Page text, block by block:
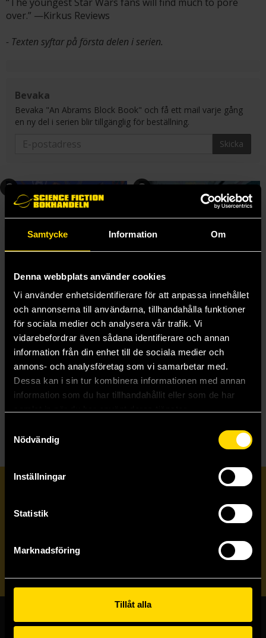
Samtycke Information Om
Denna webbplats använder cookies
Vi använder enhetsidentifierare för att anpassa innehållet
och annonserna till användarna, tillhandahålla funktioner
för sociala medier och analysera vår trafik. Vi
vidarebefordrar även sådana identifierare och annan
information från din enhet till de sociala medier och
annons- och analysföretag som vi samarbetar med.
Dessa kan i sin tur kombinera informationen med annan
information som du har tillhandahållit eller som de har
Nödvändig
Inställningar
Statistik
Marknadsföring
Tillåt alla
over.” —Kirkus Reviews
- Texten syftar på första delen i serien.
Bevaka
Bevaka "An Abrams Block Book" och få ett mail varje gång
en ny del i serien blir tillgänglig för beställning.
Skicka
2
Marvel Alphablock: The Marvel Cinematic Universe from A to Z (Board book)
Marvel
199 kr
Beställ
3
DC: Batman
199 kr
Beställ
Prenumerera på vårt nyhetsbrev
Skicka